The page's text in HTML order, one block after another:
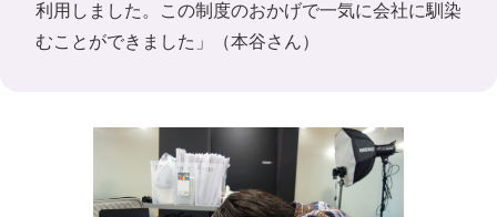
利用しました。この制度のおかげで一気に会社に馴染
むことができました」（本谷さん）